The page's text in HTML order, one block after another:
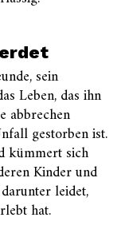
sein
Leben, das ihn
abbrechen
gestorben ist.
kümmert sich
Kinder und
leidet,
hat.